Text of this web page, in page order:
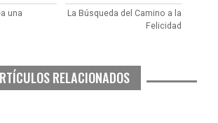
una
La Búsqueda del Camino a la
Felicidad
RELACIONADOS